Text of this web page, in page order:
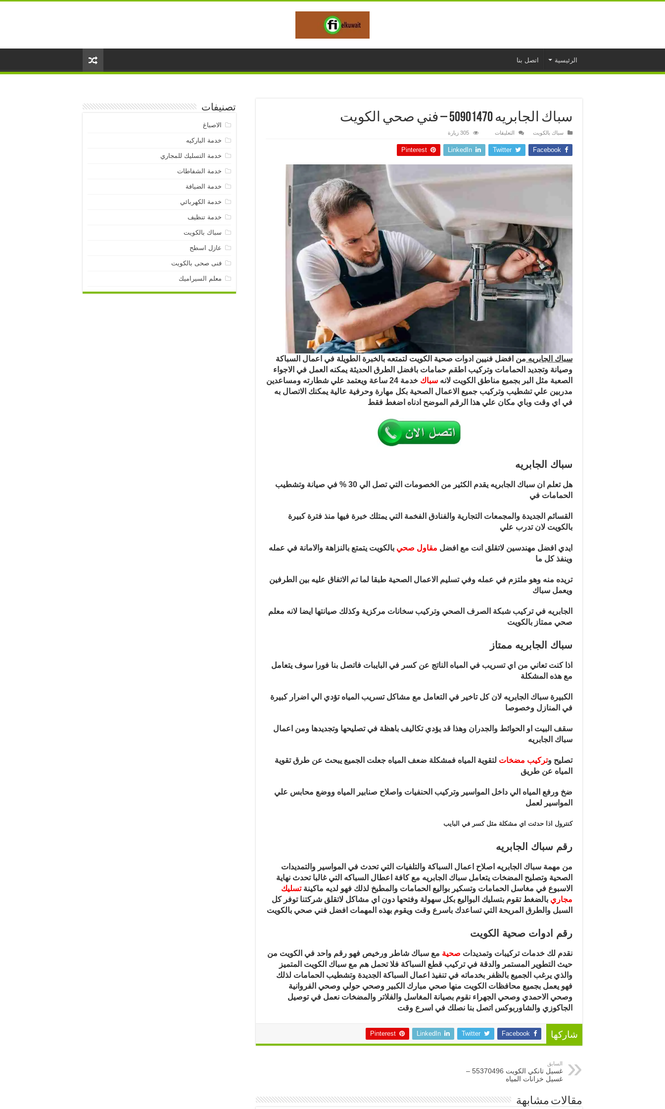
الرئيسية اتصل بنا
سباك الجابريه 50901470 – فني صحي الكويت
سباك بالكويت التعليقات
الجابريه
50901470
–
فني
305 زيارة
Facebook
Twitter
LinkedIn
Pinterest
سباك الجابريه من افضل فنيين ادوات صحية الكويت لتمتعه بالخبرة الطويلة في اعمال السباكة
وصيانة وتجديد الحمامات وتركيب اطقم حمامات بافضل الطرق الحديثة يمكنه العمل في الاجواء
الصعبة مثل البر بجميع مناطق الكويت لانه سباك
خدمة 24 ساعة ويعتمد علي شطارته ومساعدين
مدربين علي تشطيب وتركيب جميع الاعمال الصحية بكل مهارة وحرفية عالية يمكنك الاتصال به
في اي وقت وباي مكان علي هذا الرقم الموضح ادناه اضغط فقط
سباك الجابريه
هل تعلم ان سباك الجابريه يقدم الكثير من الخصومات التي تصل الي 30 % في صيانة وتشطيب
الحمامات في
القسائم الجديدة والمجمعات التجارية والفنادق الفخمة التي يمتلك خبرة فيها منذ فترة كبيرة
بالكويت لان تدرب علي
ايدي افضل مهندسين لاتقلق انت مع افضل مقاول صحي بالكويت يتمتع بالنزاهة والامانة في عمله
وينفذ كل ما
تريده منه وهو ملتزم في عمله وفي تسليم الاعمال الصحية طبقا لما تم الاتفاق عليه بين الطرفين
ويعمل سباك
الجابريه في تركيب شبكة الصرف الصحي وتركيب سخانات مركزية وكذلك صيانتها ايضا لانه معلم
صحي ممتاز بالكويت
سباك الجابريه ممتاز
اذا كنت تعاني من اي تسريب في المياه الناتج عن كسر في البايبات فاتصل بنا فورا سوف يتعامل
مع هذه المشكلة
الكبيرة سباك الجابريه لان كل تاخير في التعامل مع مشاكل تسريب المياه تؤدي الي اضرار كبيرة
في المنازل وخصوصا
سقف البيت او الحوائط والجدران وهذا قد يؤدي تكاليف باهظة في تصليحها وتجديدها ومن اعمال
سباك الجابريه
تصليح وتركيب مضخات لتقوية المياه فمشكلة ضعف المياه جعلت الجميع يبحث عن طرق تقوية
المياه عن طريق
ضخ ورفع المياه الي داخل المواسير وتركيب الحنفيات واصلاح صنابير المياه ووضع محابس علي
المواسير لعمل
كنترول اذا حدثت اي مشكلة مثل كسر في البايب
رقم سباك الجابريه
من مهمة سباك الجابريه اصلاح اعمال السباكة والتلفيات التي تحدث في المواسير والتمديدات
الصحية وتصليح المضخات يتعامل سباك الجابريه مع كافة اعطال السباكه التي غالبا تحدث نهاية
الاسبوع في مغاسل الحمامات وتسكير بواليع الحمامات والمطبخ لذلك فهو لديه ماكينةتسليك
مجاري بالضغط تقوم بتسليك البواليع بكل سهولة وفتحها دون اي مشاكل لاتقلق شركتنا توفر كل
السبل والطرق المريحة التي تساعدك باسرع وقت ويقوم بهذه المهمات افضل فني صحي بالكويت
رقم ادوات صحية الكويت
نقدم لك خدمات تركيبات وتمديدات صحية مع سباك شاطر ورخيص فهو رقم واحد في الكويت من
حيث التطوير المستمر والدقة في تركيب قطع السباكة فلا تحمل هم مع سباك الكويت المتميز
والذي يرغب الجميع بالظفر بخدماته في تنفيذ اعمال السباكة الجديدة وتشطيب الحمامات لذلك
فهو يعمل بجميع محافظات الكويت منها صحي مبارك الكبير وصحي حولي وصحي الفروانية
وصحي الاحمدي وصحي الجهراء نقوم بصيانة المغاسل والفلاتر والمضخات نعمل في توصيل
الجاكوزي والشاوربوكس اتصل بنا نصلك في اسرع وقت
شاركها Facebook
Twitter
LinkedIn
Pinterest
السابق
غسيل تانكي الكويت 55370496 –
غسيل خزانات المياه
مقالات مشابهة
تصنيفات
الاصباغ
خدمة الباركيه
خدمة التسليك للمجاري
خدمة الشفاطات
خدمة الضيافة
خدمة الكهربائي
خدمة تنظيف
سباك بالكويت
عازل اسطح
فنى صحى بالكويت
معلم السيراميك